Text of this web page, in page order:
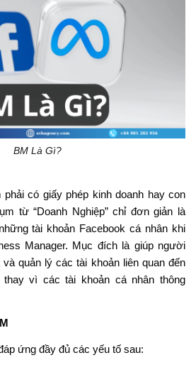
BM Là Gì?
có giấy phép kinh doanh hay con
từ “Doanh Nghiệp” chỉ đơn giản là
tài khoản Facebook cá nhân khi
Manager. Mục đích là giúp người
quản lý các tài khoản liên quan đến
thay vì các tài khoản cá nhân thông
ứng đầy đủ các yếu tố sau: